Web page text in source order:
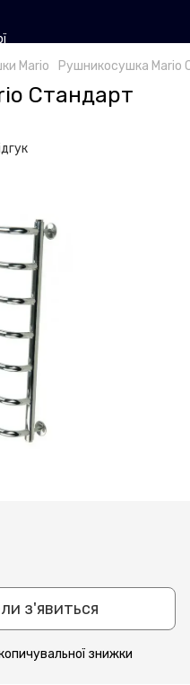
Mario Рушникосушка
Стандарт
з'явиться
знижки